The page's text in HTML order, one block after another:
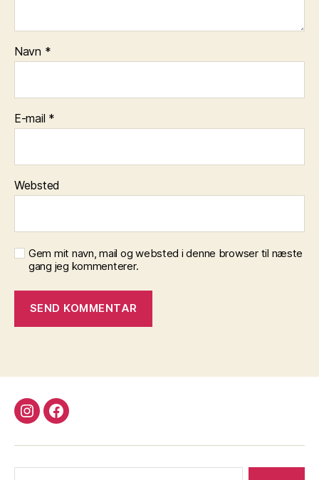
Navn *
E-mail *
Websted
Gem mit navn, mail og websted i denne browser til næste
gang jeg kommenterer.
instagramfacebook